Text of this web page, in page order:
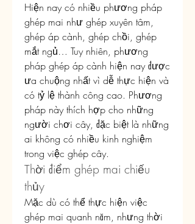
Hiện nay có nhiều phương pháp
ghép mai như ghép xuyên tâm,
ghép áp cành, ghép chồi, ghép
mắt ngủ… Tuy nhiên, phương
pháp ghép áp cành hiện nay được
ưa chuộng nhất vì dễ thực hiện và
có tỷ lệ thành công cao. Phương
pháp này thích hợp cho những
người chơi cây, đặc biệt là những
ai không có nhiều kinh nghiệm
trong việc ghép cây.
Thời điểm ghép mai chiếu
thủy
Mặc dù có thể thực hiện việc
ghép mai quanh năm, nhưng thời